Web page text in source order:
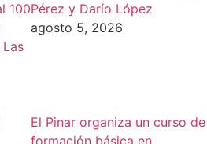
100Pérez y Darío López
agosto 5, 2026
El Pinar organiza un curso de
formación básica en